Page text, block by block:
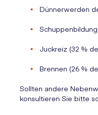
Dünnerwerden
Juckreiz (32 %
Brennen (26 %
Sollten andere
konsultieren Sie bitte